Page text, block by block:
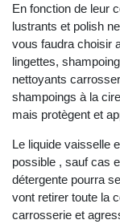
En fonction de leur
lustrants et polish
vous faudra choisir
lingettes,
nettoyants
shampoings à la
mais protègent et
Le liquide vaisselle
possible , sauf cas
détergente pourra
vont retirer toute la
carrosserie et